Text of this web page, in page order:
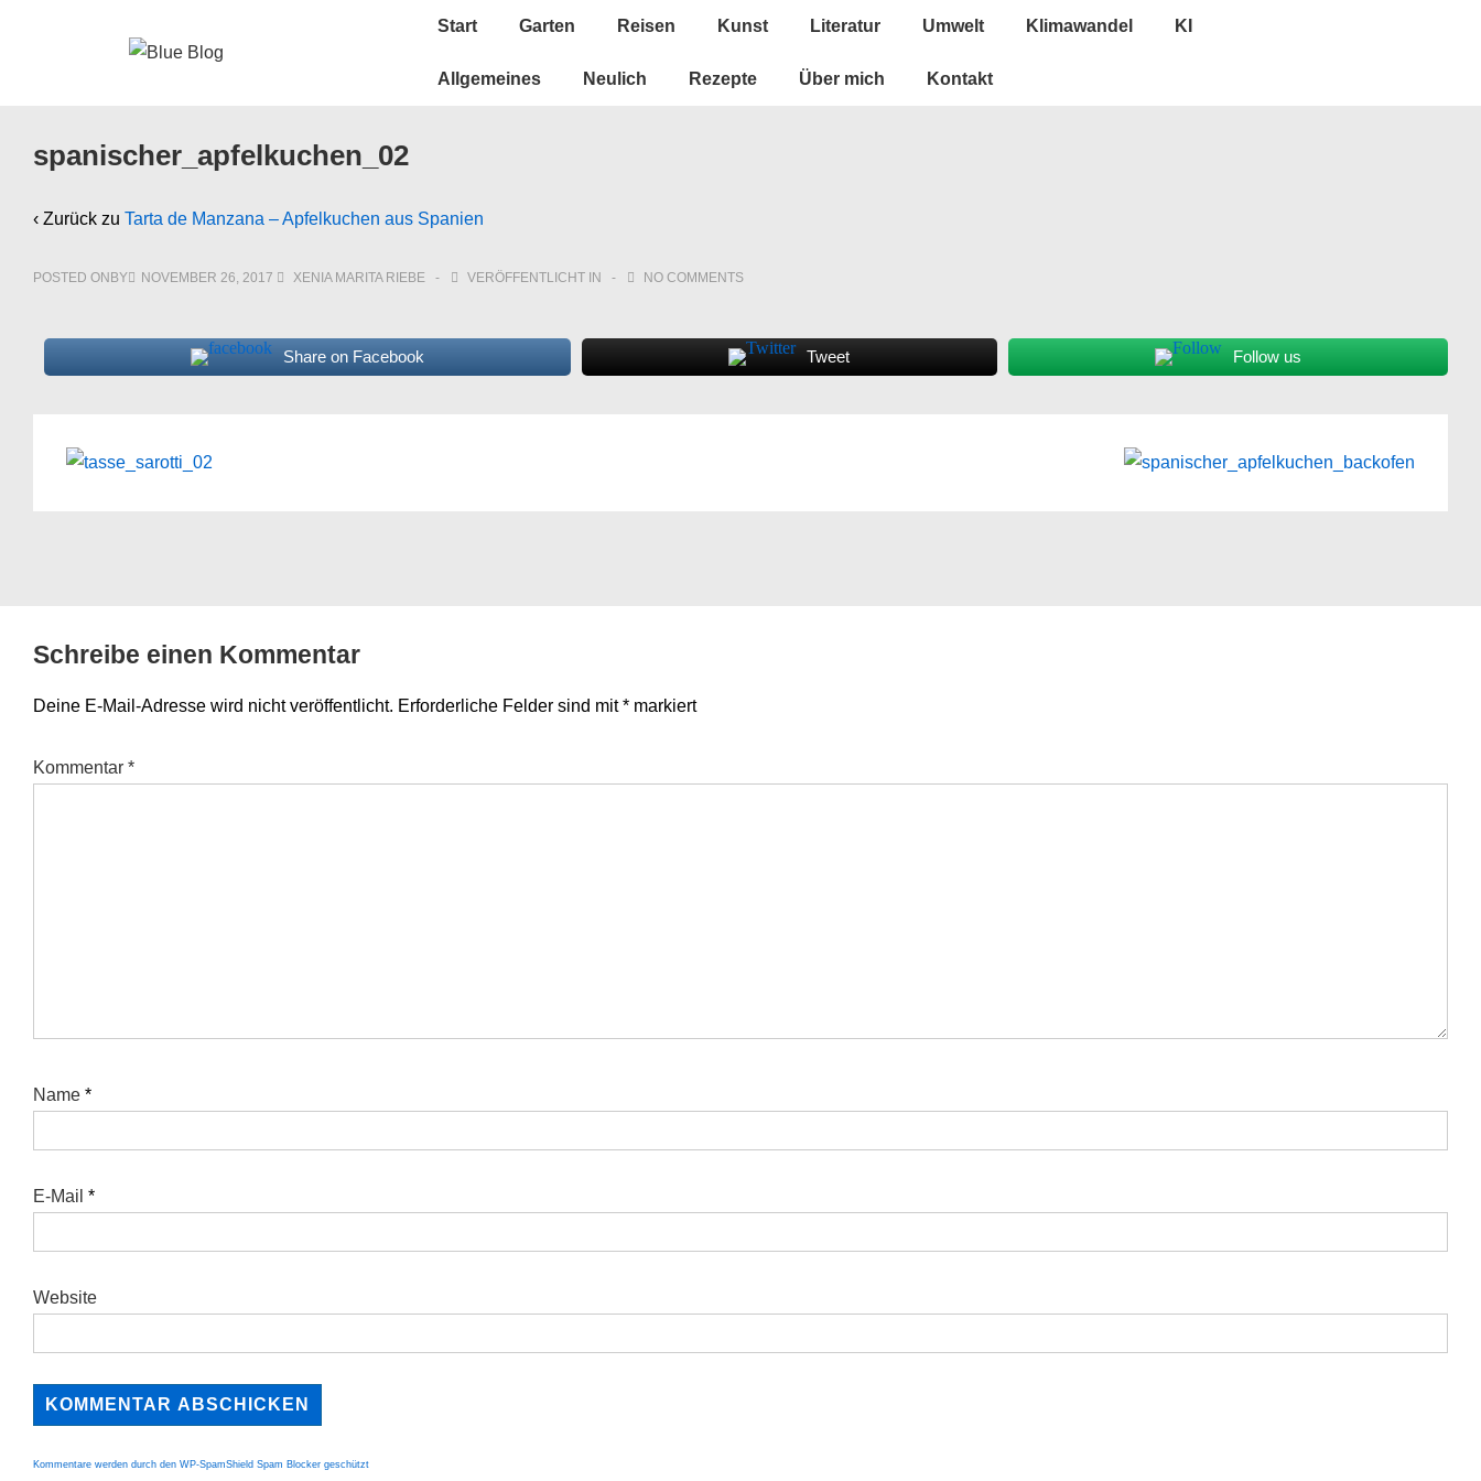
Main
Start Garten Reisen Kunst Literatur Umwelt Klimawandel KI
Allgemeines Neulich Rezepte Über mich Kontakt
spanischer_apfelkuchen_02
‹ Zurück zu Tarta de Manzana – Apfelkuchen aus Spanien
POSTED ONBY NOVEMBER 26, 2017 XENIA MARITA RIEBE VERÖFFENTLICHT IN NO COMMENTS
Share on Facebook Tweet Follow us
Schreibe einen Kommentar
Deine E-Mail-Adresse wird nicht veröffentlicht. Erforderliche Felder sind mit* markiert
Kommentar *
Name *
E-Mail *
Website
Kommentare werden durch den WP-SpamShield Spam Blocker geschützt